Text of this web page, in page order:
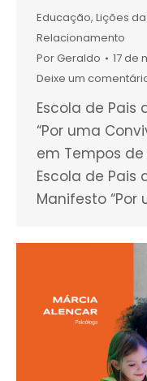
Educação, Lições
Relacionamento
PorGeraldo
17 de
Deixe um
Escola de Pais
“Por uma
em Tempos
Escola de Pais
Manifesto